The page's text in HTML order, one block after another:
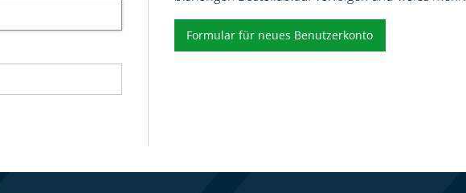
Formular für neues Benutzerkonto